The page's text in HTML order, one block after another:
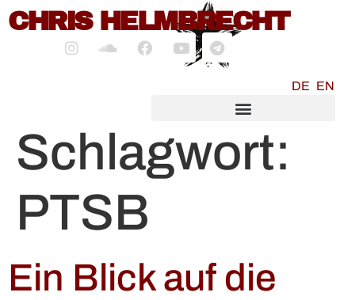
springen
CHRIS HELMBRECHT
DE EN
Schlagwort:
PTSB
Ein Blick auf die